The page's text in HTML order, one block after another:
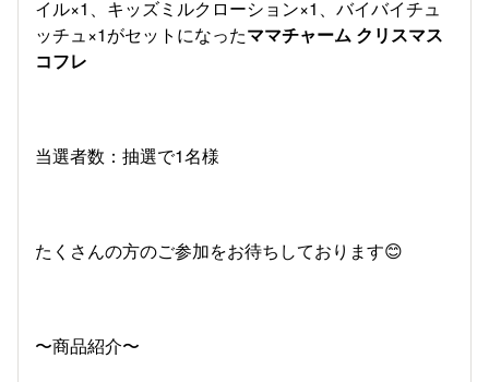
イル×1、キッズミルクローション×1、バイバイチュ
ッチュ×1がセットになったママチャーム クリスマス
コフレ
当選者数：抽選で1名様
たくさんの方のご参加をお待ちしております😊
〜商品紹介〜